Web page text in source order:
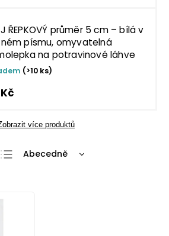
ŘEPKOVÝ průměr 5 cm – bílá v
písmu, omyvatelná
na potravinové láhve
(>10 ks)
více produktů
Abecedně